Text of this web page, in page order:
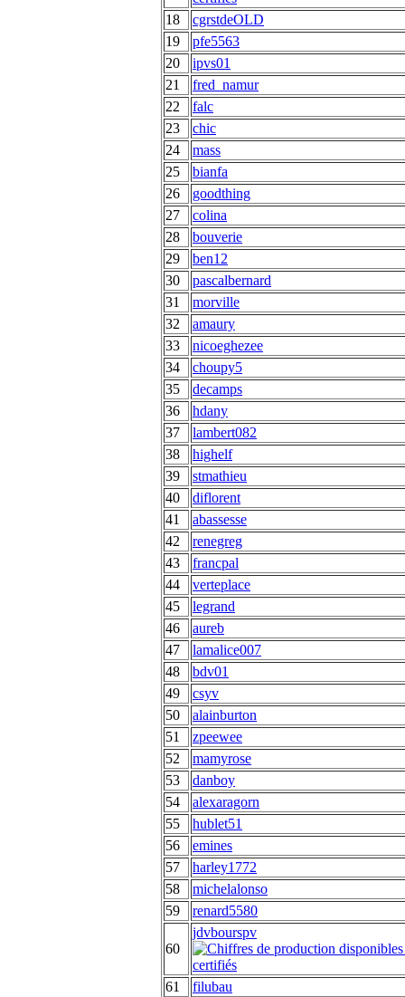
18
cgrstdeOLD
19
pfe5563
20
ipvs01
21
fred_namur
22
falc
23
chic
24
mass
25
bianfa
26
goodthing
27
colina
28
bouverie
29
ben12
30
pascalbernard
31
morville
32
amaury
33
nicoeghezee
34
choupy5
35
decamps
36
hdany
37
lambert082
38
highelf
39
stmathieu
40
diflorent
41
abassesse
42
renegreg
43
francpal
44
verteplace
45
legrand
46
aureb
47
lamalice007
48
bdv01
49
csyv
50
alainburton
51
zpeewee
52
mamyrose
53
danboy
54
alexaragorn
55
hublet51
56
emines
57
harley1772
58
michelalonso
59
renard5580
60
jdvbourspv
61 filubau